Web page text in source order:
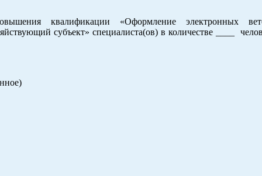
квалификации «Оформление электронных
субъект» специалиста(ов) в количестве ____